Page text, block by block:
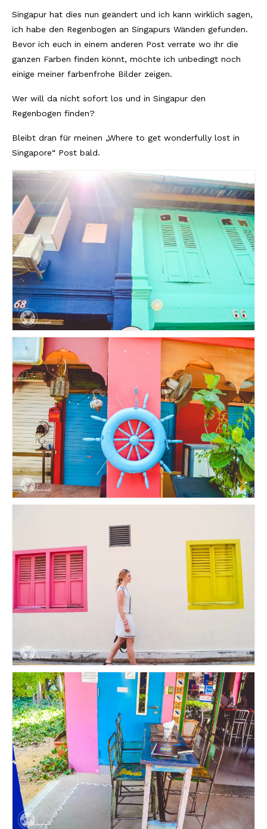
Sri Lanka
Taiwan
Africa
Marokko
USA
Die Bahamas
South America
Oceania / Australia
Australien
Middle East
U.A.E.
Katar
München / Bayern
Reviews
Hotels
Food
Food Guide
Photos
Videos
Tips
Blog
Lissabon Kolumne
Poster
Singapur hat dies nun geändert und ich kann wirklich sagen,
ich habe den Regenbogen an Singapurs Wänden gefunden.
Bevor ich euch in einem anderen Post verrate wo ihr die
ganzen Farben finden könnt, möchte ich unbedingt noch
einige meiner farbenfrohe Bilder zeigen.
Wer will da nicht sofort los und in Singapur den
Regenbogen finden?
Bleibt dran für meinen „Where to get wonderfully lost in
Singapore“ Post bald.